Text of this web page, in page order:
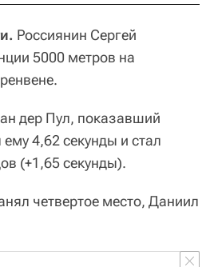
Россиянин Сергей
5000 метров на
дер Пул, показавший
4,62 секунды и стал
(+1,65 секунды).
четвертое место, Даниил